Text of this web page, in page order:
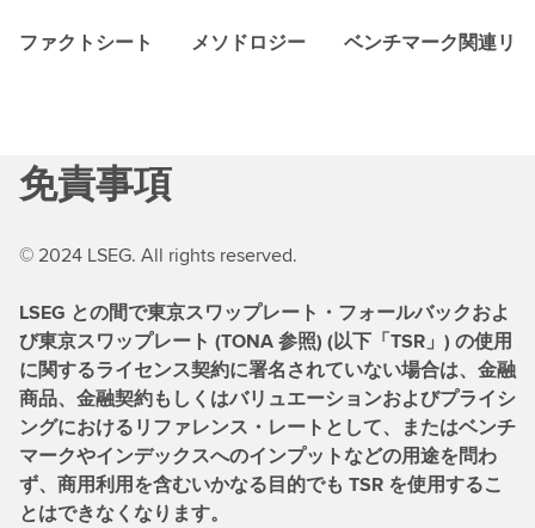
ファクトシート メソドロジー ベンチマーク関連リ
免責事項
© 2024 LSEG. All rights reserved.
LSEG との間で東京スワップレート・フォールバックおよ
び東京スワップレート (TONA 参照) (以下「TSR」) の使用
に関するライセンス契約に署名されていない場合は、金融
商品、金融契約もしくはバリュエーションおよびプライシ
ングにおけるリファレンス・レートとして、またはベンチ
マークやインデックスへのインプットなどの用途を問わ
ず、商用利用を含むいかなる目的でも TSR を使用するこ
とはできなくなります。